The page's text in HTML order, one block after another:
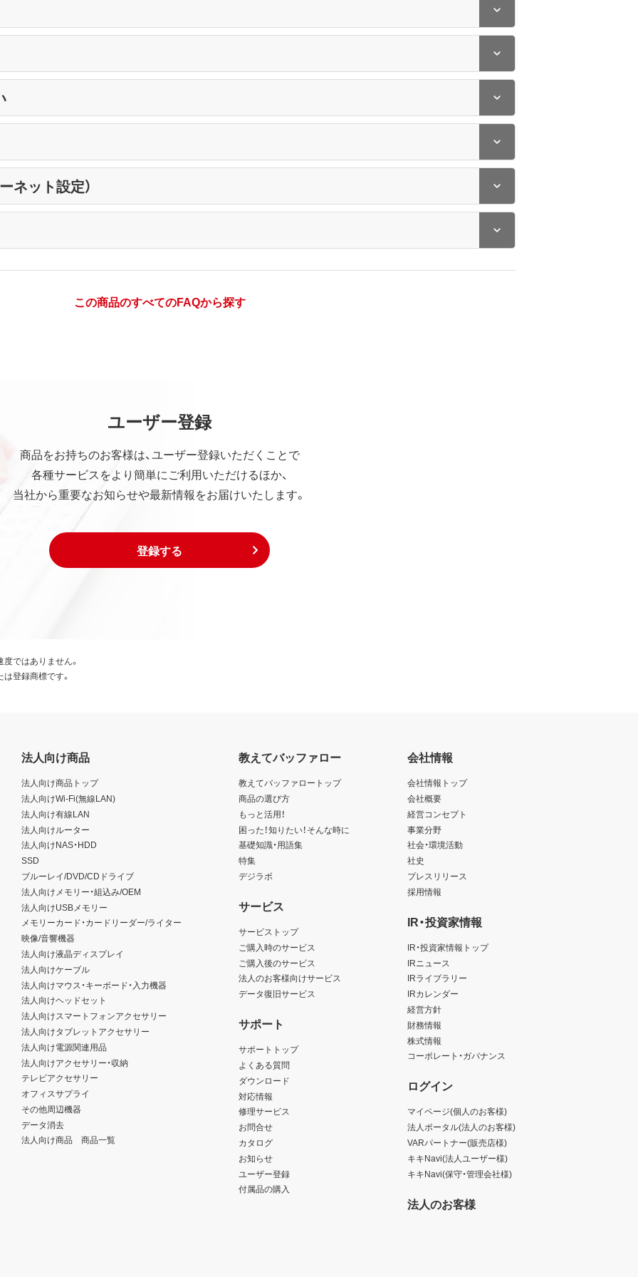
ネット設定）
この商品のすべてのFAQから探す
ユーザー登録
商品をお持ちのお客様は、ユーザー登録いただくことで
各種サービスをより簡単にご利用いただけるほか、
当社から重要なお知らせや最新情報をお届けいたします。
登録する
ではありません。
登録商標です。
法人向け商品
法人向け商品トップ
法人向けWi-Fi(無線LAN)
法人向け有線LAN
法人向けルーター
法人向けNAS・HDD
SSD
ブルーレイ/DVD/CDドライブ
法人向けメモリー・組込み/OEM
法人向けUSBメモリー
メモリーカード・カードリーダー/ライター
映像/音響機器
法人向け液晶ディスプレイ
法人向けケーブル
法人向けマウス・キーボード・入力機器
法人向けヘッドセット
法人向けスマートフォンアクセサリー
法人向けタブレットアクセサリー
法人向け電源関連用品
法人向けアクセサリー・収納
テレビアクセサリー
オフィスサプライ
その他周辺機器
データ消去
法人向け商品 商品一覧
教えてバッファロー
教えてバッファロートップ
商品の選び方
もっと活用！
困った！知りたい！そんな時に
基礎知識・用語集
特集
デジラボ
サービス
サービストップ
ご購入時のサービス
ご購入後のサービス
法人のお客様向けサービス
データ復旧サービス
サポート
サポートトップ
よくある質問
ダウンロード
対応情報
修理サービス
お問合せ
カタログ
お知らせ
ユーザー登録
付属品の購入
会社情報
会社情報トップ
会社概要
経営コンセプト
事業分野
社会・環境活動
社史
プレスリリース
採用情報
IR・投資家情報
IR・投資家情報トップ
IRニュース
IRライブラリー
IRカレンダー
経営方針
財務情報
株式情報
コーポレート・ガバナンス
ログイン
マイページ(個人のお客様)
法人ポータル(法人のお客様)
VARパートナー(販売店様)
キキNavi(法人ユーザー様)
キキNavi(保守・管理会社様)
法人のお客様